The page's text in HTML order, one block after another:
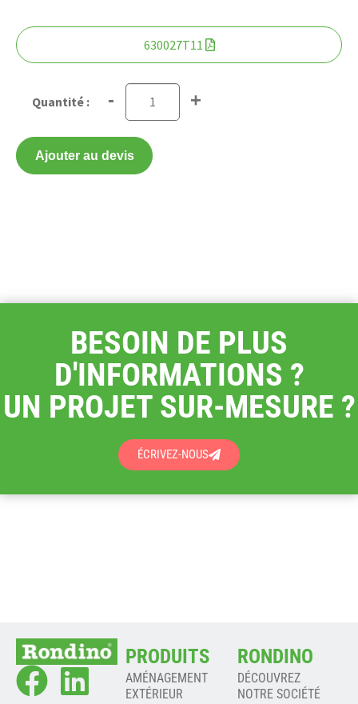
630027T11
- +
Ajouter au devis
BESOIN DE PLUS
D'INFORMATIONS ?
UN PROJET SUR-MESURE ?
ÉCRIVEZ-NOUS
PRODUITS
AMÉNAGEMENT
EXTÉRIEUR
RONDINO
DÉCOUVREZ
NOTRE SOCIÉTÉ